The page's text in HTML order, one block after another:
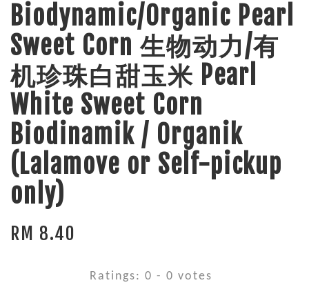
Biodynamic/Organic Pearl
Sweet Corn 生物动力/有
机珍珠白甜玉米 Pearl
White Sweet Corn
Biodinamik / Organik
(Lalamove or Self-pickup
only)
RM 8.40
Ratings: 0 - 0 votes